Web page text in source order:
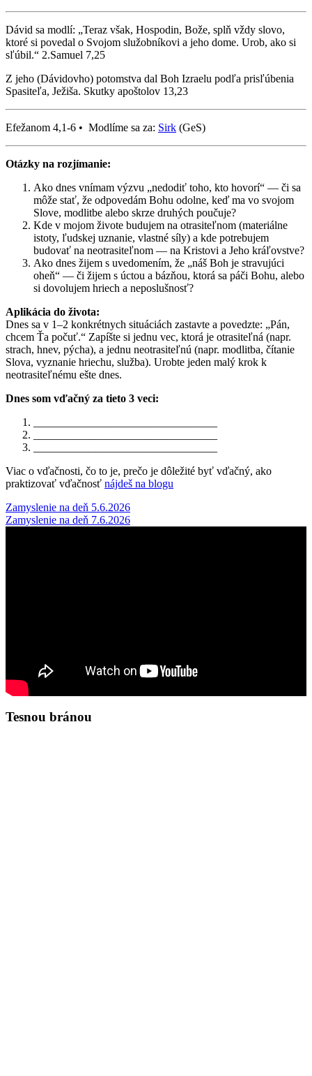
Dávid sa modlí: „Teraz však, Hospodin, Bože, splň vždy slovo,
ktoré si povedal o Svojom služobníkovi a jeho dome. Urob, ako si
sľúbil.“ 2.Samuel 7,25
Z jeho (Dávidovho) potomstva dal Boh Izraelu podľa prisľúbenia
Spasiteľa, Ježiša. Skutky apoštolov 13,23
Efežanom 4,1-6 • Modlíme sa za: Sirk (GeS)
Otázky na rozjímanie:
Ako dnes vnímam výzvu „nedodiť toho, kto hovorí“ — či sa
môže stať, že odpovedám Bohu odolne, keď ma vo svojom
Slove, modlitbe alebo skrze druhých poučuje?
Kde v mojom živote budujem na otrasiteľnom (materiálne
istoty, ľudskej uznanie, vlastné síly) a kde potrebujem
budovať na neotrasiteľnom — na Kristovi a Jeho kráľovstve?
Ako dnes žijem s uvedomením, že „náš Boh je stravujúci
oheň“ — či žijem s úctou a bázňou, ktorá sa páči Bohu, alebo
si dovolujem hriech a neposlušnosť?
Aplikácia do života:
Dnes sa v 1–2 konkrétnych situáciách zastavte a povedzte: „Pán,
chcem Ťa počuť.“ Zapíšte si jednu vec, ktorá je otrasiteľná (napr.
strach, hnev, pýcha), a jednu neotrasiteľnú (napr. modlitba, čítanie
Slova, vyznanie hriechu, služba). Urobte jeden malý krok k
neotrasiteľnému ešte dnes.
Dnes som vďačný za tieto 3 veci:
Viac o vďačnosti, čo to je, prečo je dôležité byť vďačný, ako
praktizovať vďačnosť nájdeš na blogu
Post
navigation
Zamyslenie na deň 5.6.2026
Zamyslenie na deň 7.6.2026
Tesnou bránou